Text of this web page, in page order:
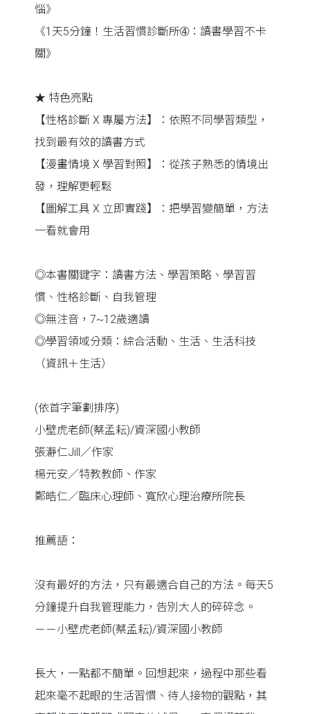
惱》
《1天5分鐘！生活習慣診斷所➃：讀書學習不卡
關》
★ 特色亮點
【性格診斷 X 專屬方法】：依照不同學習類型，
找到最有效的讀書方式
【漫畫情境 X 學習對照】：從孩子熟悉的情境出
發，理解更輕鬆
【圖解工具 X 立即實踐】：把學習變簡單，方法
一看就會用
◎本書關鍵字：讀書方法、學習策略、學習習
慣、性格診斷、自我管理
◎無注音，7~12歲適讀
◎學習領域分類：綜合活動、生活、生活科技
（資訊＋生活）
(依首字筆劃排序)
小壁虎老師(蔡孟耘)/資深國小教師
張瀞仁Jill／作家
楊元安／特教教師、作家
鄭皓仁／臨床心理師、寬欣心理治療所院長
推薦語：
沒有最好的方法，只有最適合自己的方法。每天5
分鐘提升自我管理能力，告別大人的碎碎念。
－－小壁虎老師(蔡孟耘)/資深國小教師
長大，一點都不簡單。回想起來，過程中那些看
起來毫不起眼的生活習慣、待人接物的觀點，其